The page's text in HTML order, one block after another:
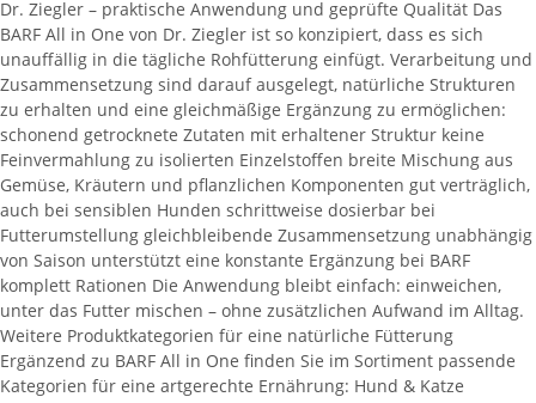
Dr. Ziegler – praktische Anwendung und geprüfte Qualität Das
BARF All in One von Dr. Ziegler ist so konzipiert, dass es sich
unauffällig in die tägliche Rohfütterung einfügt. Verarbeitung und
Zusammensetzung sind darauf ausgelegt, natürliche Strukturen
zu erhalten und eine gleichmäßige Ergänzung zu ermöglichen:
schonend getrocknete Zutaten mit erhaltener Struktur keine
Feinvermahlung zu isolierten Einzelstoffen breite Mischung aus
Gemüse, Kräutern und pflanzlichen Komponenten gut verträglich,
auch bei sensiblen Hunden schrittweise dosierbar bei
Futterumstellung gleichbleibende Zusammensetzung unabhängig
von Saison unterstützt eine konstante Ergänzung bei BARF
komplett Rationen Die Anwendung bleibt einfach: einweichen,
unter das Futter mischen – ohne zusätzlichen Aufwand im Alltag.
Weitere Produktkategorien für eine natürliche Fütterung
Ergänzend zu BARF All in One finden Sie im Sortiment passende
Kategorien für eine artgerechte Ernährung: Hund & Katze